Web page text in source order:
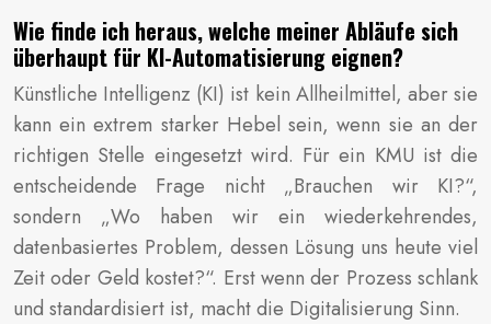
Wie finde ich heraus, welche meiner Abläufe sich
überhaupt für KI-Automatisierung eignen?
Künstliche Intelligenz (KI) ist kein Allheilmittel, aber sie
kann ein extrem starker Hebel sein, wenn sie an der
richtigen Stelle eingesetzt wird. Für ein KMU ist die
entscheidende Frage nicht „Brauchen wir KI?“,
sondern „Wo haben wir ein wiederkehrendes,
datenbasiertes Problem, dessen Lösung uns heute viel
Zeit oder Geld kostet?“. Erst wenn der Prozess schlank
und standardisiert ist, macht die Digitalisierung Sinn.